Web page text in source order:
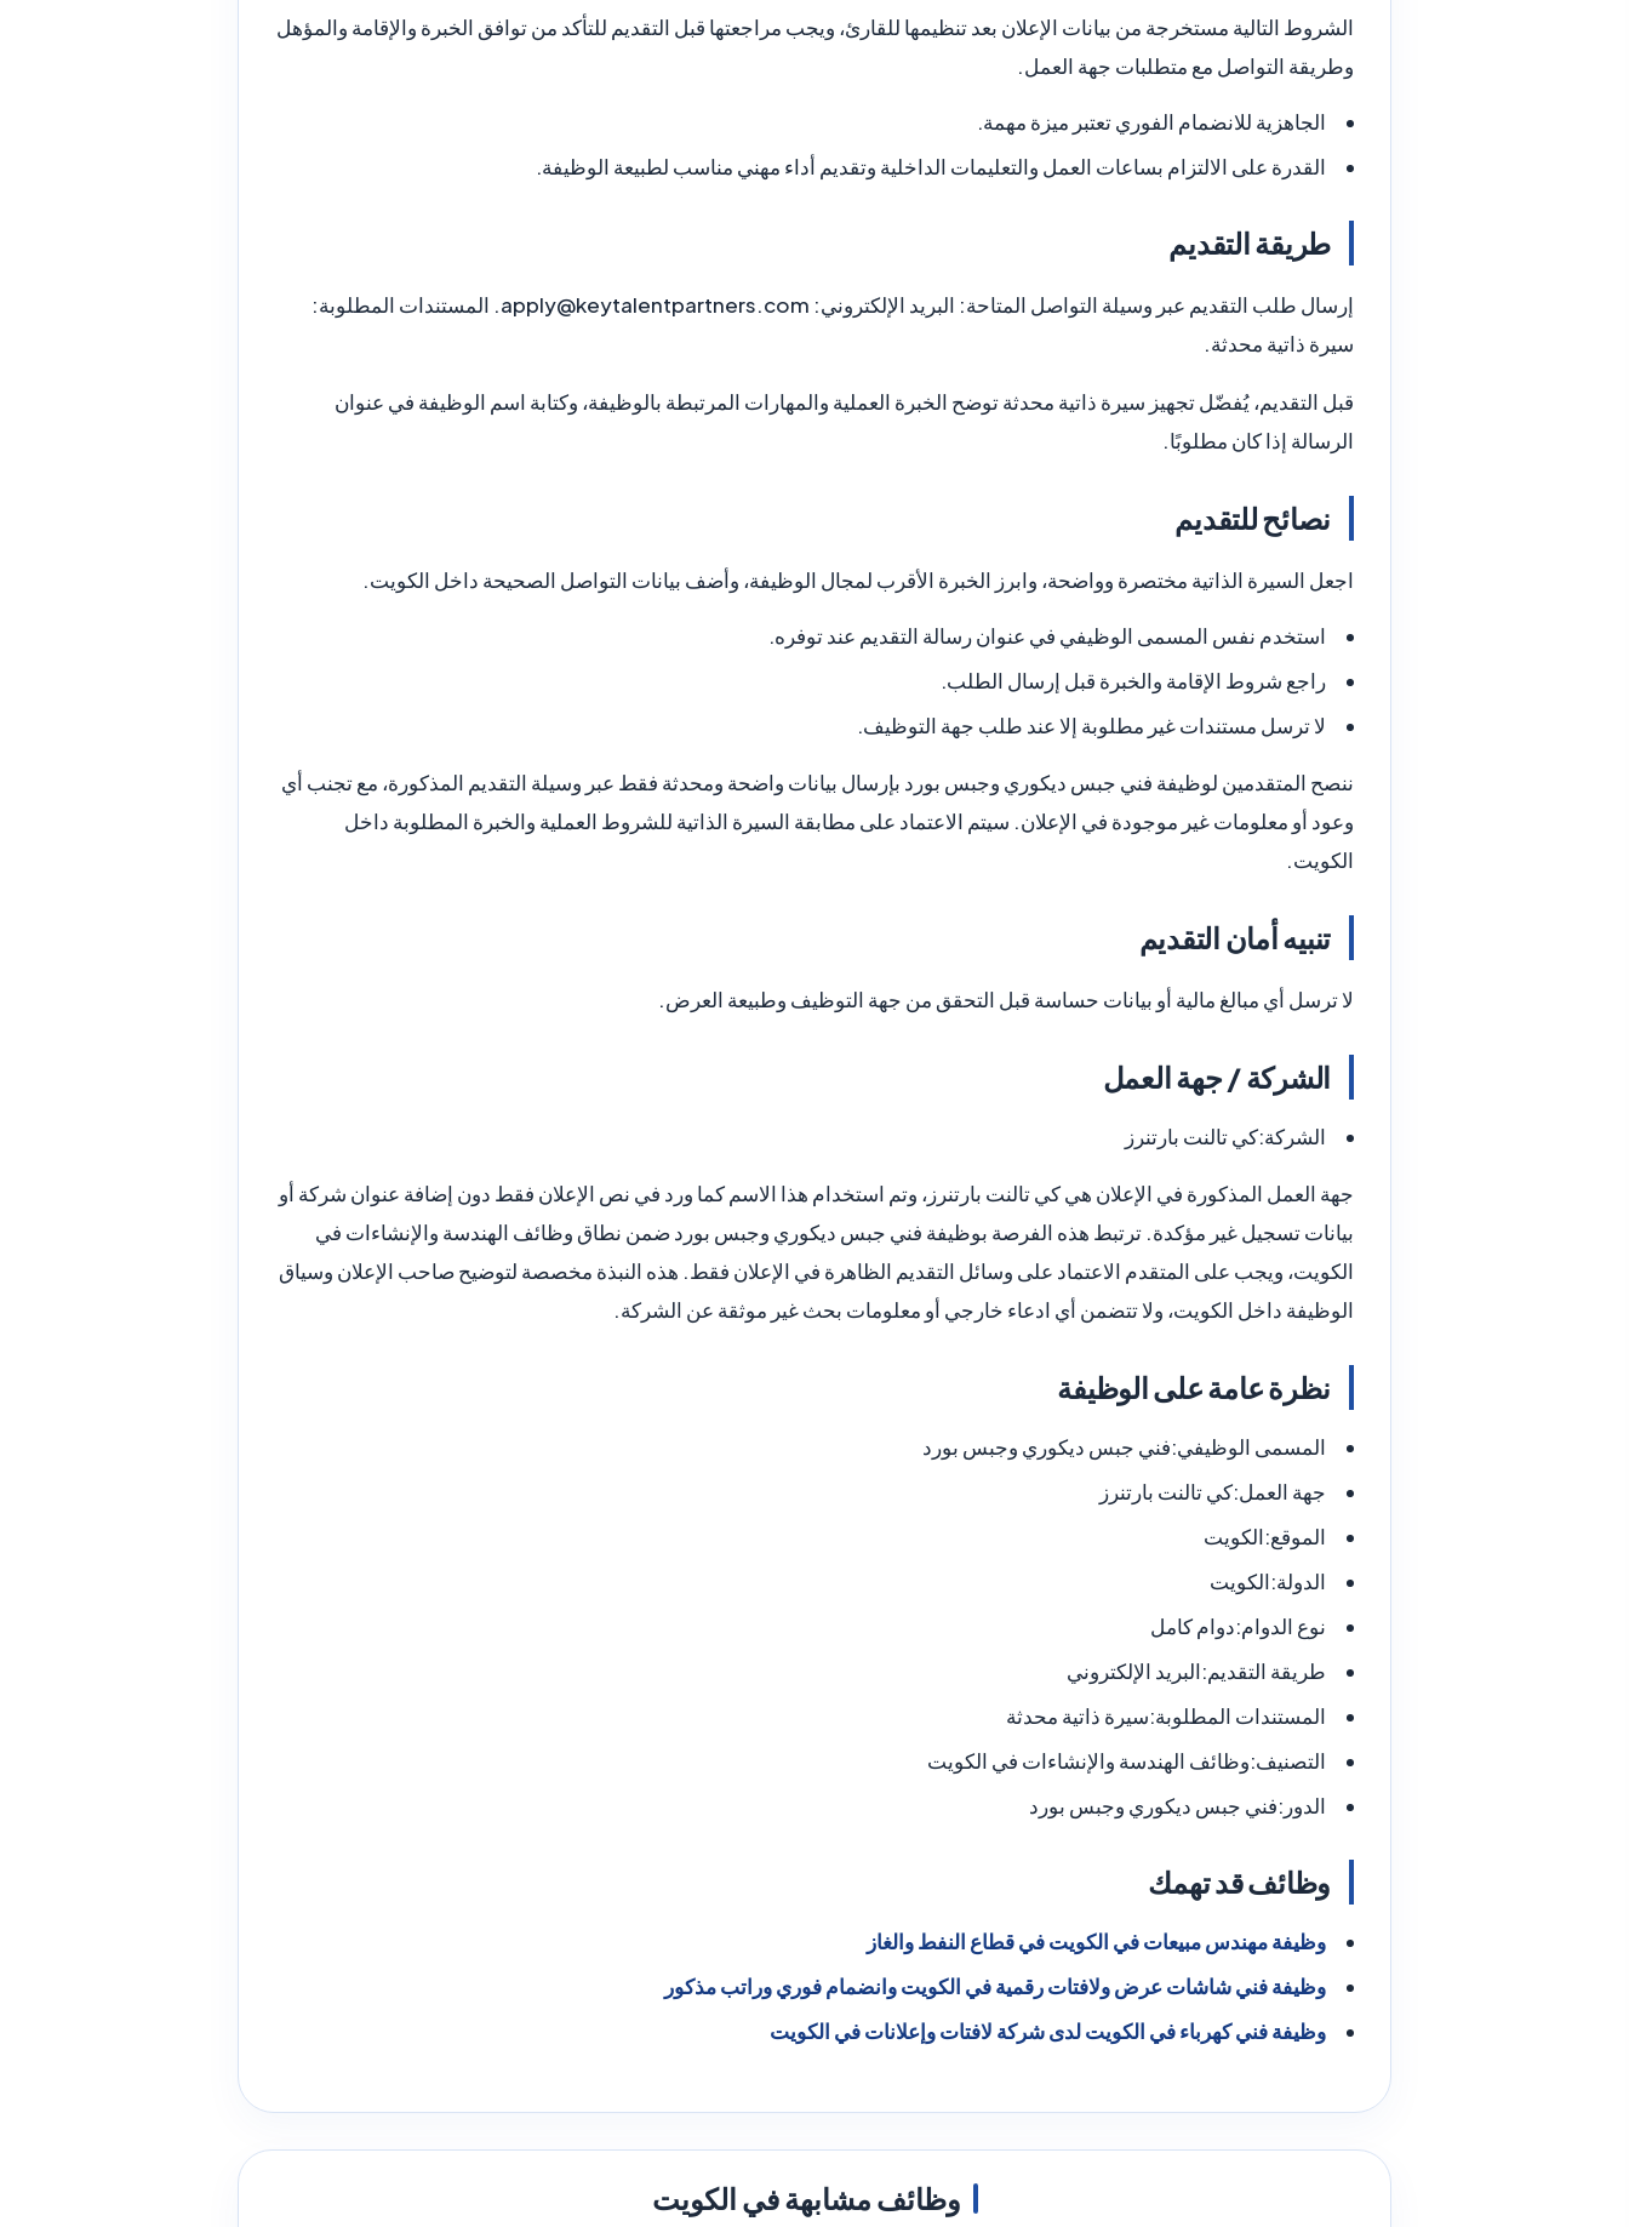
الشروط التالية مستخرجة من بيانات الإعلان بعد تنظيمها للقارئ، ويجب مراجعتها قبل التقديم للتأكد من توافق الخبرة والإقامة والمؤهل
وطريقة التواصل مع متطلبات جهة العمل.
الجاهزية للانضمام الفوري تعتبر ميزة مهمة.
القدرة على الالتزام بساعات العمل والتعليمات الداخلية وتقديم أداء مهني مناسب لطبيعة الوظيفة.
طريقة التقديم
إرسال طلب التقديم عبر وسيلة التواصل المتاحة: البريد الإلكتروني: apply@keytalentpartners.com. المستندات المطلوبة:
سيرة ذاتية محدثة.
قبل التقديم، يُفضّل تجهيز سيرة ذاتية محدثة توضح الخبرة العملية والمهارات المرتبطة بالوظيفة، وكتابة اسم الوظيفة في عنوان
الرسالة إذا كان مطلوبًا.
نصائح للتقديم
اجعل السيرة الذاتية مختصرة وواضحة، وابرز الخبرة الأقرب لمجال الوظيفة، وأضف بيانات التواصل الصحيحة داخل الكويت.
استخدم نفس المسمى الوظيفي في عنوان رسالة التقديم عند توفره.
راجع شروط الإقامة والخبرة قبل إرسال الطلب.
لا ترسل مستندات غير مطلوبة إلا عند طلب جهة التوظيف.
ننصح المتقدمين لوظيفة فني جبس ديكوري وجبس بورد بإرسال بيانات واضحة ومحدثة فقط عبر وسيلة التقديم المذكورة، مع تجنب أي
وعود أو معلومات غير موجودة في الإعلان. سيتم الاعتماد على مطابقة السيرة الذاتية للشروط العملية والخبرة المطلوبة داخل
الكويت.
تنبيه أمان التقديم
لا ترسل أي مبالغ مالية أو بيانات حساسة قبل التحقق من جهة التوظيف وطبيعة العرض.
الشركة / جهة العمل
الشركة:كي تالنت بارتنرز
جهة العمل المذكورة في الإعلان هي كي تالنت بارتنرز، وتم استخدام هذا الاسم كما ورد في نص الإعلان فقط دون إضافة عنوان شركة أو
بيانات تسجيل غير مؤكدة. ترتبط هذه الفرصة بوظيفة فني جبس ديكوري وجبس بورد ضمن نطاق وظائف الهندسة والإنشاءات في
الكويت، ويجب على المتقدم الاعتماد على وسائل التقديم الظاهرة في الإعلان فقط. هذه النبذة مخصصة لتوضيح صاحب الإعلان وسياق
الوظيفة داخل الكويت، ولا تتضمن أي ادعاء خارجي أو معلومات بحث غير موثقة عن الشركة.
نظرة عامة على الوظيفة
المسمى الوظيفي:فني جبس ديكوري وجبس بورد
جهة العمل:كي تالنت بارتنرز
الموقع:الكويت
الدولة:الكويت
نوع الدوام:دوام كامل
طريقة التقديم:البريد الإلكتروني
المستندات المطلوبة:سيرة ذاتية محدثة
التصنيف:وظائف الهندسة والإنشاءات في الكويت
الدور:فني جبس ديكوري وجبس بورد
وظائف قد تهمك
وظيفة مهندس مبيعات في الكويت في قطاع النفط والغاز
وظيفة فني شاشات عرض ولافتات رقمية في الكويت وانضمام فوري وراتب مذكور
وظيفة فني كهرباء في الكويت لدى شركة لافتات وإعلانات في الكويت
وظائف مشابهة في الكويت